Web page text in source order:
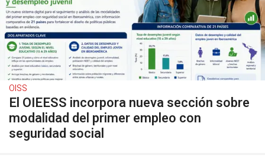
OISS
El OIEESS incorpora nueva sección sobre
modalidad del primer empleo con
seguridad social